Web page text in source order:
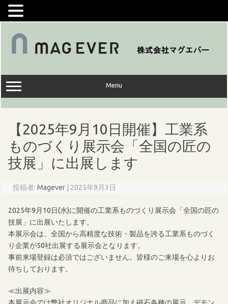
コ
キ
ッ
プ
Menu
【2025年9月10日開催】工業系
ものづくり展示会「全国の匠の
技展」に出展します
投稿者:Magever | 2025年9月3日
2025年9月10日(水)に開催の工業系ものづくり展示会「全国の匠の
技展」に出展いたします。
本展示会は、全国から高精度な技術・製品を誇る工業系ものづく
り企業が50社出展する展示会となります。
事前来場登録は必須ではございません。皆様のご来場を心よりお
待ちしております。
≪出展内容≫
本展示会では弊社オリジナル商品に加え磁石各種の展示、デモン